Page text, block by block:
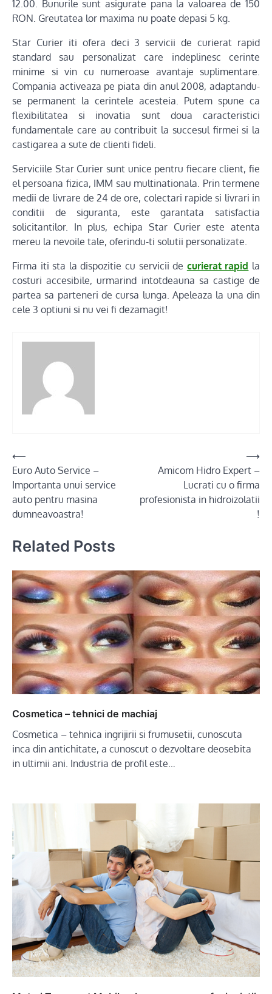
12.00. Bunurile sunt asigurate pana la valoarea de 150
RON. Greutatea lor maxima nu poate depasi 5 kg.
Star Curier iti ofera deci 3 servicii de curierat rapid
standard sau personalizat care indeplinesc cerinte
minime si vin cu numeroase avantaje suplimentare.
Compania activeaza pe piata din anul 2008, adaptandu-
se permanent la cerintele acesteia. Putem spune ca
flexibilitatea si inovatia sunt doua caracteristici
fundamentale care au contribuit la succesul firmei si la
castigarea a sute de clienti fideli.
Serviciile Star Curier sunt unice pentru fiecare client, fie
el persoana fizica, IMM sau multinationala. Prin termene
medii de livrare de 24 de ore, colectari rapide si livrari in
conditii de siguranta, este garantata satisfactia
solicitantilor. In plus, echipa Star Curier este atenta
mereu la nevoile tale, oferindu-ti solutii personalizate.
Firma iti sta la dispozitie cu servicii de curierat rapid la
costuri accesibile, urmarind intotdeauna sa castige de
partea sa parteneri de cursa lunga. Apeleaza la una din
cele 3 optiuni si nu vei fi dezamagit!
Post
navigation
⟵
Euro Auto Service –
Importanta unui service
auto pentru masina
dumneavoastra!
Amicom Hidro Expert –
Lucrati cu o firma
profesionista in hidroizolatii
!
⟶
Related Posts
Cosmetica – tehnici de machiaj
Cosmetica – tehnica ingrijirii si frumusetii, cunoscuta
inca din antichitate, a cunoscut o dezvoltare deosebita
in ultimii ani. Industria de profil este…